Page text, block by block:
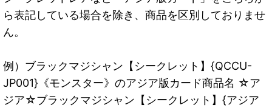
ら表記している場合を除き、商品を区別しておりませ
ん。
例）ブラックマジシャン【シークレット】{QCCU-
JP001}《モンスター》のアジア版カード商品名 ☆ア
ジア☆ブラックマジシャン【シークレット】{アジア